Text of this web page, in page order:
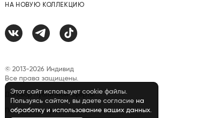
НА НОВУЮ КОЛЛЕКЦИЮ
© 2013-2026 Индивид
Все права защищены.
Договор публичной оферты
Политика конфиденциальности
Этот сайт использует cookie файлы.
Пользуясь сайтом, вы даете согласие на
обработку и использование ваших данных.